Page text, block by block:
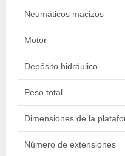
Neumáticos macizos
Motor
Depósito hidráulico
Peso total
Dimensiones de la
Número de extensiones